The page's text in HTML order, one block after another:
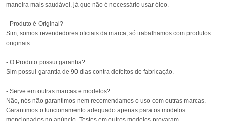
maneira mais saudável, já que não é necessário usar óleo.
- Produto é Original?
Sim, somos revendedores oficiais da marca, só trabalhamos com produtos
originais.
- O Produto possui garantia?
Sim possui garantia de 90 dias contra defeitos de fabricação.
- Serve em outras marcas e modelos?
Não, nós não garantimos nem recomendamos o uso com outras marcas.
Garantimos o funcionamento adequado apenas para os modelos